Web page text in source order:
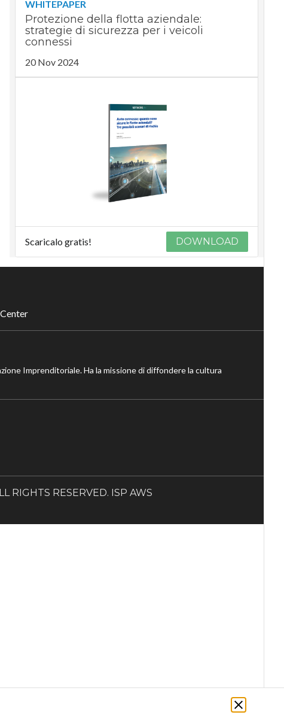
WHITEPAPER
Protezione della flotta aziendale:
strategie di sicurezza per i veicoli
connessi
20 Nov 2024
Scaricalo gratis! DOWNLOAD
Imprenditoriale. Ha la missione di diffondere la cultura
RESERVED. ISP AWS